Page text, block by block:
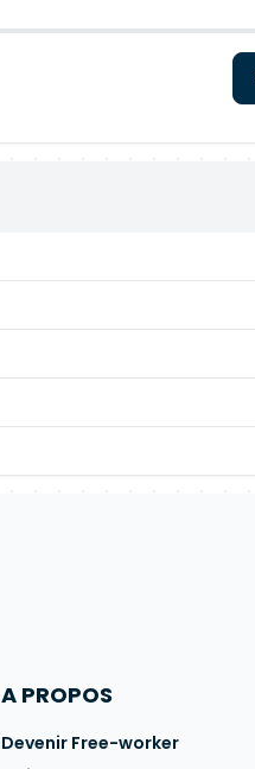
A PROPOS
Devenir Free-worker